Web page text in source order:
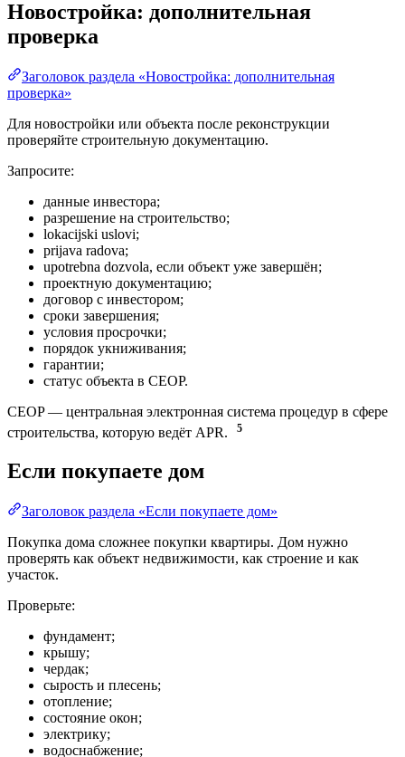
Новостройка: дополнительная
проверка
Заголовок раздела «Новостройка: дополнительная
проверка»
Для новостройки или объекта после реконструкции
проверяйте строительную документацию.
Запросите:
данные инвестора;
разрешение на строительство;
lokacijski uslovi;
prijava radova;
upotrebna dozvola, если объект уже завершён;
проектную документацию;
договор с инвестором;
сроки завершения;
условия просрочки;
порядок укниживания;
гарантии;
статус объекта в CEOP.
CEOP — центральная электронная система процедур в сфере
строительства, которую ведёт APR.
5
Если покупаете дом
Заголовок раздела «Если покупаете дом»
Покупка дома сложнее покупки квартиры. Дом нужно
проверять как объект недвижимости, как строение и как
участок.
Проверьте:
фундамент;
крышу;
чердак;
сырость и плесень;
отопление;
состояние окон;
электрику;
водоснабжение;